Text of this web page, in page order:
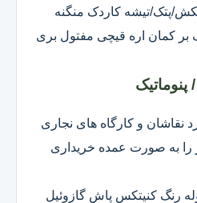
پتک/تیشه کاردک منگنه
کمان اره قیچی مفتول بری
نقاشان و کارگاه های نجاری
را به صورت عمده خریداری
رنگ کنیتکس پاش گازوئیل